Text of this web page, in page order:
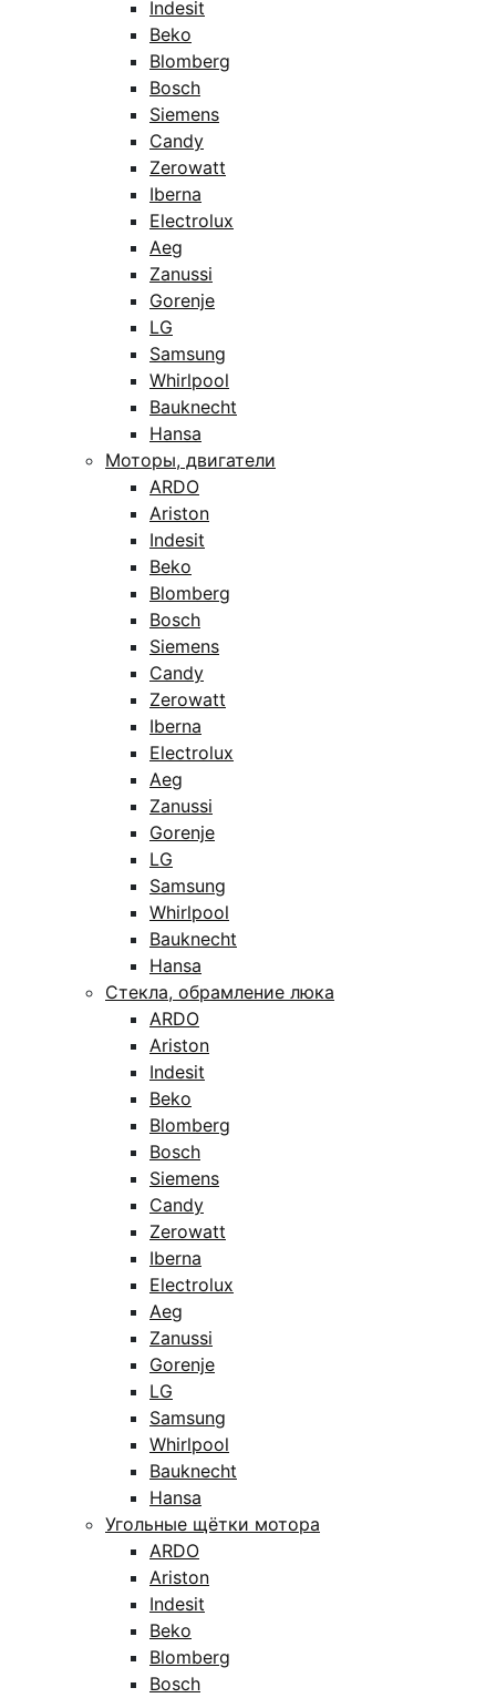
Indesit
Beko
Blomberg
Bosch
Siemens
Candy
Zerowatt
Iberna
Electrolux
Aeg
Zanussi
Gorenje
LG
Samsung
Whirlpool
Bauknecht
Hansa
Моторы, двигатели
ARDO
Ariston
Indesit
Beko
Blomberg
Bosch
Siemens
Candy
Zerowatt
Iberna
Electrolux
Aeg
Zanussi
Gorenje
LG
Samsung
Whirlpool
Bauknecht
Hansa
Стекла, обрамление люка
ARDO
Ariston
Indesit
Beko
Blomberg
Bosch
Siemens
Candy
Zerowatt
Iberna
Electrolux
Aeg
Zanussi
Gorenje
LG
Samsung
Whirlpool
Bauknecht
Hansa
Угольные щётки мотора
ARDO
Ariston
Indesit
Beko
Blomberg
Bosch